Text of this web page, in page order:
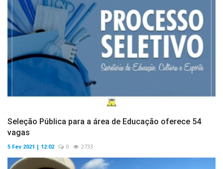
Seleção Pública para a área de Educação oferece 54
vagas
5 Fev 2021 | 12:02 0 2733